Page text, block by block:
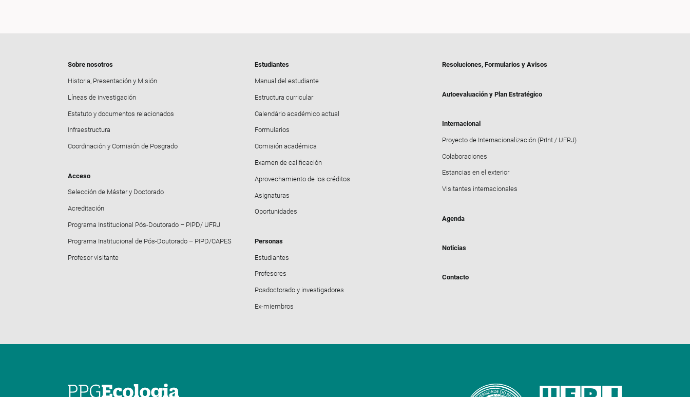
Sobre nosotros
Historia, Presentación y Misión
Líneas de investigación
Estatuto y documentos relacionados
Infraestructura
Coordinación y Comisión de Posgrado
Acceso
Selección de Máster y Doctorado
Acreditación
Programa Institucional Pós-Doutorado – PIPD/ UFRJ
Programa Institucional de Pós-Doutorado – PIPD/CAPES
Profesor visitante
Estudiantes
Manual del estudiante
Estructura curricular
Calendário académico actual
Formularios
Comisión académica
Examen de calificación
Aprovechamiento de los créditos
Asignaturas
Oportunidades
Personas
Estudiantes
Profesores
Posdoctorado y investigadores
Ex-miembros
Resoluciones, Formularios y Avisos
Autoevaluación y Plan Estratégico
Internacional
Proyecto de Internacionalización (PrInt / UFRJ)
Colaboraciones
Estancias en el exterior
Visitantes internacionales
Agenda
Noticias
Contacto